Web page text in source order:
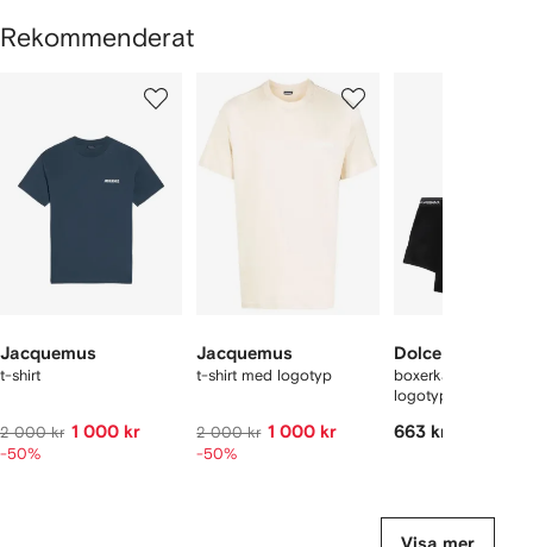
Rekommenderat
Jacquemus
t-shirt
2 000 kr 1 000 kr
-50%
Jacquemus
t-shirt med logotyp
2 000 kr 1 000 kr
-50%
Dolce &
boxerkalsonger
663 kr